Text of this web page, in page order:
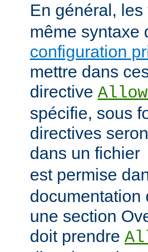
En général, les
même syntaxe
configuration
mettre dans
directive
spécifie, sous
directives
dans un fichier
est permise
documentation
une section
doit prendre